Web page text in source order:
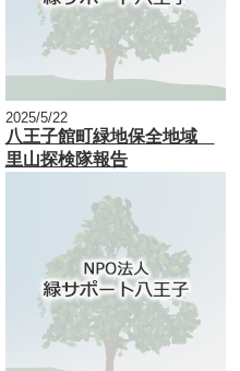
2025/5/22
八王子館町緑地保全地域
里山探検隊報告